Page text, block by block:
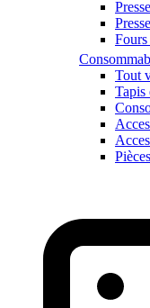
Tout
Tapis